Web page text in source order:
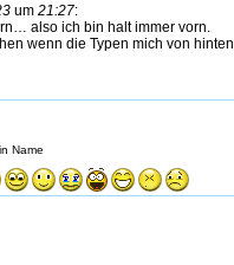
um 21:27:
also ich bin halt immer vorn.
wenn die Typen mich von hinten
Name